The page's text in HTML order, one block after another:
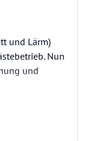
Gastronomie
an Weinen
und Lärm)
Nun
und